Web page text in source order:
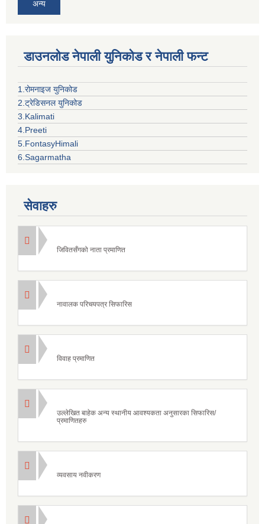
अन्य
डाउनलोड नेपाली युनिकोड र नेपाली फन्ट
1.रोमनाइज युनिकोड
2.ट्रेडिसनल युनिकोड
3.Kalimati
4.Preeti
5.FontasyHimali
6.Sagarmatha
सेवाहरु
जिवितसँगको नाता प्रमाणित
नावालक परिचयपत्र सिफारिस
विवाह प्रमाणित
उल्लेखित बाहेक अन्य स्थानीय आवश्यकता अनुसारका सिफारिस/
प्रमाणितहरु
व्यवसाय नवीकरण